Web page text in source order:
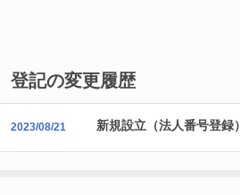
登記の変更履歴
2023/08/21 新規設立（法人番号登録）